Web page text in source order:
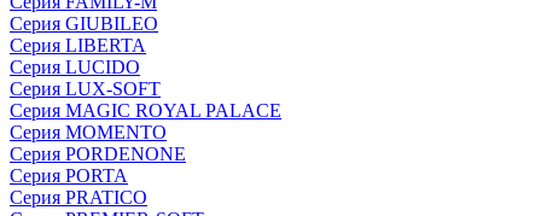
Серия GIUBILEO
Серия LIBERTA
Серия LUCIDO
Серия LUX-SOFT
Серия MAGIC ROYAL PALACE
Серия MOMENTO
Серия PORDENONE
Серия PORTA
Серия PRATICO